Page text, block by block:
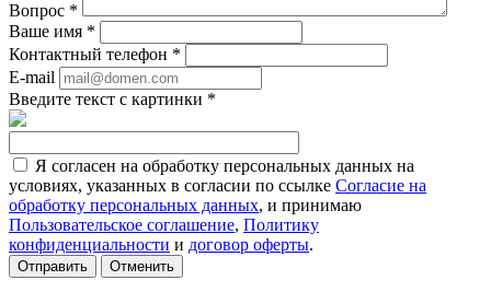
Вопрос *
Ваше имя *
Контактный телефон *
E-mail
Введите текст с картинки *
Я согласен на обработку персональных данных на
условиях, указанных в согласии по ссылке Согласие на
обработку персональных данных, и принимаю
Пользовательское соглашение, Политику
конфиденциальности и договор оферты.
Отменить